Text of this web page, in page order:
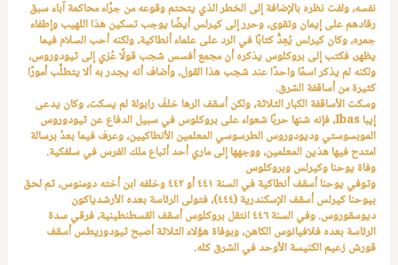
نفسه، ولفت نظره بالإضافة إلى الخطر الذي يتحتم وقوعه من جرَّاء محاكمة آباء سبق
رقادهم على إيمان وتقوى، وحرر إلى كيرلس أيضًا يوجب تسكين هذا اللهيب وإطفاء
جمره، وكان كيرلس يُعِدُّ كتابًا في الرد على علماء أنطاكية، ولكنه أحب السلام فيما
يظهر، فكتب إلى بروكلوس يذكره أن مجمع أفسس شجب قولًا عُزي إلى ثيودوروس،
ولكنه لم يذكر اسمًا واحدًا عند شجب هذا القول، وأضاف أنه يجدر به ألا يتطلَّب أمورًا
كثيرة من أساقفة الشرق.
وسكت الأساقفة الكبار الثلاثة، ولكن أسقف الرها خلفَ رابولة لم يسكت، وكان يدعى
إيباIbas، فإنه شنها حربًا شعواء على بروكلوس في سبيل الدفاع عن ثيودوروس
الموبسوستي وديودوروس الطرسوسي المعلمين الأنطاكيين، وعرف فيما بعدُ برسالة
امتدح فيها هذين المعلمين، ووجهها إلى ماري أحد أتباع ملك الفرس في سلفكية.
وفاة يوحنا وكيرلس وبروكلوس
وتوفي يوحنا أسقف أنطاكية في السنة ٤٤١ أو ٤٤٢ وخلفه ابن أخته دومنوس، ثم لحق
بيوحنا كيرلس أسقف الإسكندرية (٤٤٤)، فتولى الرئاسة بعده الأرشدياكون
ديوسقوروس. وفي السنة ٤٤٦ انتقل بروكلوس أسقف القسطنطينية، فرقي سدة
الرئاسة بعده فلافيانوس الكاهن، وبوفاة هؤلاء الثلاثة أصبح ثيودوريطس أسقف
قورش زعيم الكنيسة الأوحد في الشرق كله.